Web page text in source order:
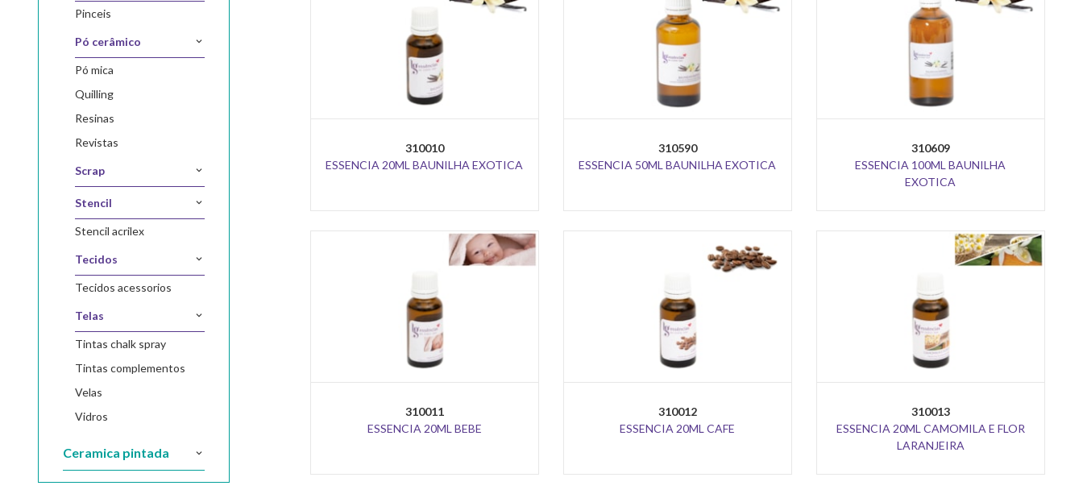
pinceis
pó cerâmico
pó mica
quilling
resinas
revistas
scrap
stencil
stencil acrilex
tecidos
tecidos acessorios
telas
tintas chalk spray
tintas complementos
velas
vidros
ceramica pintada
310010
ESSENCIA 20ML BAUNILHA EXOTICA
310590
ESSENCIA 50ML BAUNILHA EXOTICA
310609
ESSENCIA 100ML BAUNILHA
EXOTICA
310011
ESSENCIA 20ML BEBE
310012
ESSENCIA 20ML CAFE
310013
ESSENCIA 20ML CAMOMILA E FLOR
LARANJEIRA